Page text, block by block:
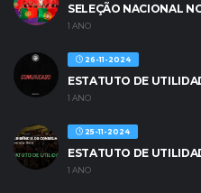
SELEÇÃO NACIONAL
1 ANO
26-11-2024
ESTATUTO DE
1 ANO
25-11-2024
ESTATUTO DE
1 ANO